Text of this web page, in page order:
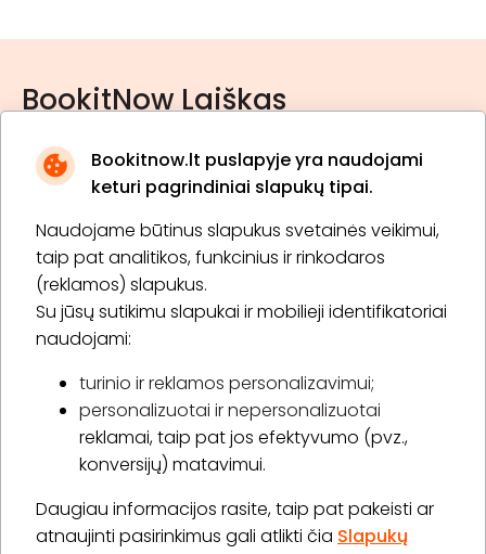
Bookitnow.lt puslapyje yra naudojami
keturi pagrindiniai slapukų tipai.
Naudojame būtinus slapukus svetainės veikimui,
taip pat analitikos, funkcinius ir rinkodaros
(reklamos) slapukus.
Su jūsų sutikimu slapukai ir mobilieji identifikatoriai
naudojami:
turinio ir reklamos personalizavimui;
personalizuotai ir nepersonalizuotai
reklamai, taip pat jos efektyvumo (pvz.,
konversijų) matavimui.
Daugiau informacijos rasite, taip pat pakeisti ar
atnaujinti pasirinkimus gali atlikti čia Slapukų
BookitNow Laiškas
* Susipažinau su privatumo politika
Prenumeruoti
Apie „BookitNow“
Informacija
„GERA DOVANA“ GRUPĖ